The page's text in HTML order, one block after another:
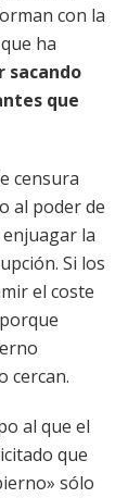
con la
ha
sacando
que
censura
al poder de
la
Si los
el coste
cercan.
al que el
que
sólo